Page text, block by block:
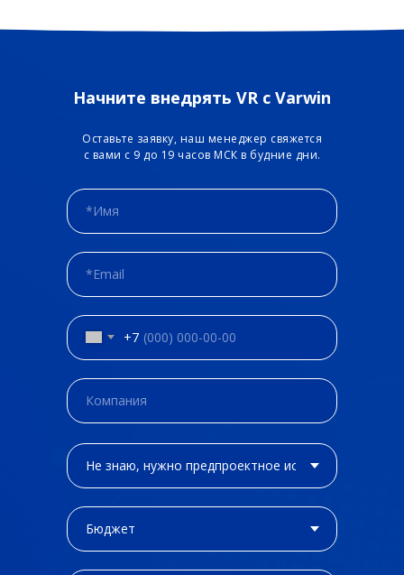
Начните внедрять VR с Varwin
Оставьте заявку, наш менеджер свяжется
с вами с 9 до 19 часов МСК в будние дни.
+7